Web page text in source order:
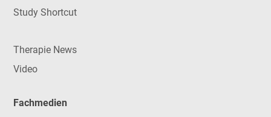
Study Shortcut
Therapie News
Video
Fachmedien